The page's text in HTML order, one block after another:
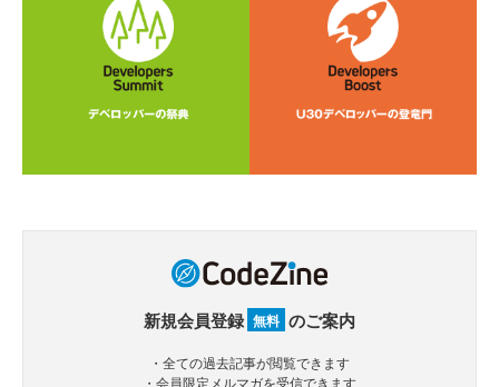
新規会員登録 無料 のご案内
・全ての過去記事が閲覧できます
・会員限定メルマガを受信できます